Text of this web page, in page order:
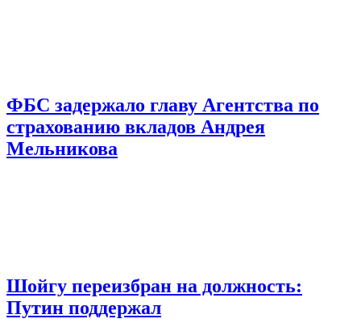
ФБС задержало главу Агентства по
страхованию вкладов Андрея
Мельникова
Шойгу переизбран на должность:
Путин поддержал